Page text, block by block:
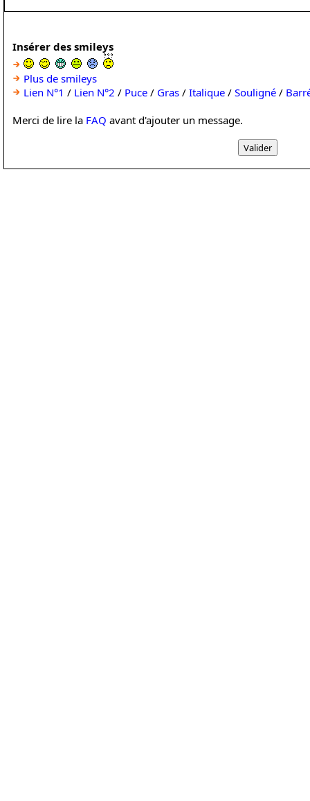
Insérer des smileys
Plus de smileys
Lien N°1 / Lien N°2 / Puce / Gras / Italique / Souligné /
Merci de lire la FAQ avant d'ajouter un message.